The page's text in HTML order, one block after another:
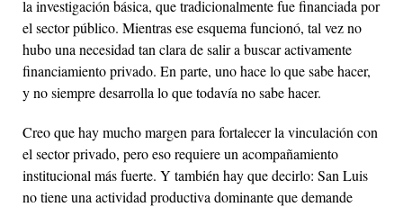
la investigación básica, que tradicionalmente fue financiada por
el sector público. Mientras ese esquema funcionó, tal vez no
hubo una necesidad tan clara de salir a buscar activamente
financiamiento privado. En parte, uno hace lo que sabe hacer,
y no siempre desarrolla lo que todavía no sabe hacer.
Creo que hay mucho margen para fortalecer la vinculación con
el sector privado, pero eso requiere un acompañamiento
institucional más fuerte. Y también hay que decirlo: San Luis
no tiene una actividad productiva dominante que demande